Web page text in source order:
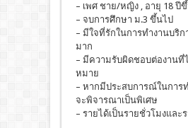
– เพศ ชาย/หญิง , อายุ 18 ปี
– จบการศึกษา ม.3 ขึ้นไป
– มีใจที่รักในการทำงานบริก
มาก
– มีความรับผิดชอบต่องานที่
หมาย
– หากมีประสบการณ์ในการ
จะพิจารณาเป็นพิเศษ
– รายได้เป็นรายชั่วโมงและ